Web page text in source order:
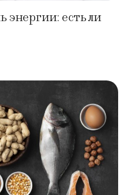
есть ли